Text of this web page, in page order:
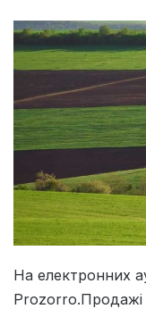
На електронних
Prozorro.Продажі